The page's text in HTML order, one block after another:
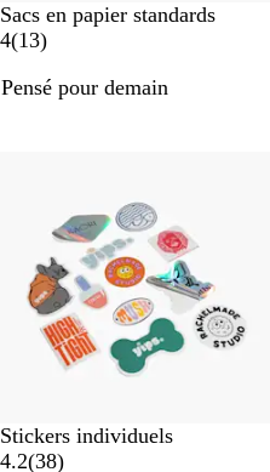
B
r
w
W
h
t
Sacs en papier standards
4(13a
i
)
Pensé pour demain
Stickers individuels
4.2(38a
)